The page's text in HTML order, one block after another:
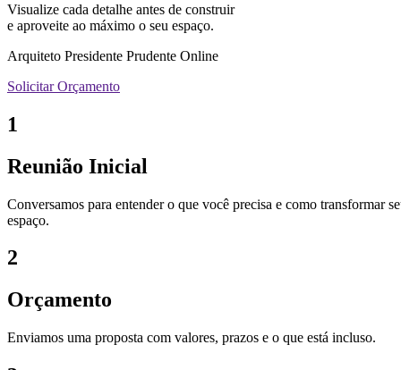
Visualize cada detalhe antes de construir
e aproveite ao máximo o seu espaço.
Arquiteto Presidente Prudente Online
Solicitar Orçamento
1
Reunião Inicial
Conversamos para entender o que você precisa e como transformar
espaço.
2
Orçamento
Enviamos uma proposta com valores, prazos e o que está incluso.